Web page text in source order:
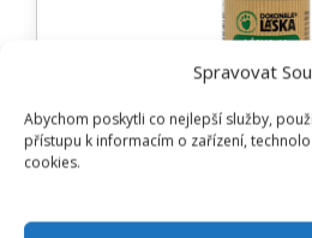
Spravovat
Abychom poskytli co nejlepší služby,
přístupu k informacím o zařízení,
cookies.
LÁSKA 14